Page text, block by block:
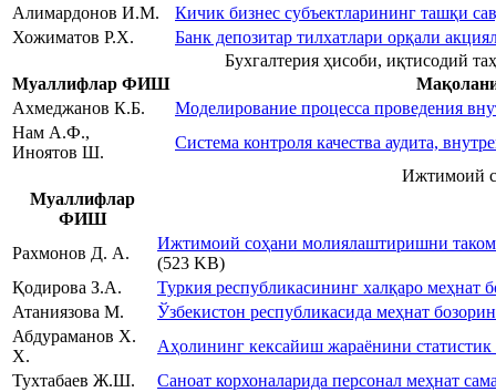
Алимардонов И.М.
Кичик бизнес субъектларининг ташқи
Хожиматов Р.Х.
Банк депозитар тилхатлари орқали
Бухгалтерия ҳисоби, иқтисодий
Муаллифлар ФИШ
Ахмеджанов К.Б.
Моделирование процесса проведения
Нам А.Ф.,
Иноятов Ш.
Система контроля качества аудита,
Ижтимоий
Муаллифлар
ФИШ
Рахмонов Д. А.
Ижтимоий соҳани молиялаштиришни
(523 KB)
Қодирова З.А.
Туркия республикасининг халқаро меҳнат
Атаниязова М.
Ўзбекистон республикасида меҳнат
Абдураманов Х.
Х.
Аҳолининг кексайиш жараёнини
Тухтабаев Ж.Ш.
Саноат корхоналарида персонал меҳнат